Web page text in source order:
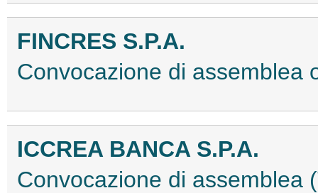
FINCRES S.P.A.
Convocazione di assemblea
ICCREA BANCA S.P.A.
Convocazione di assemblea